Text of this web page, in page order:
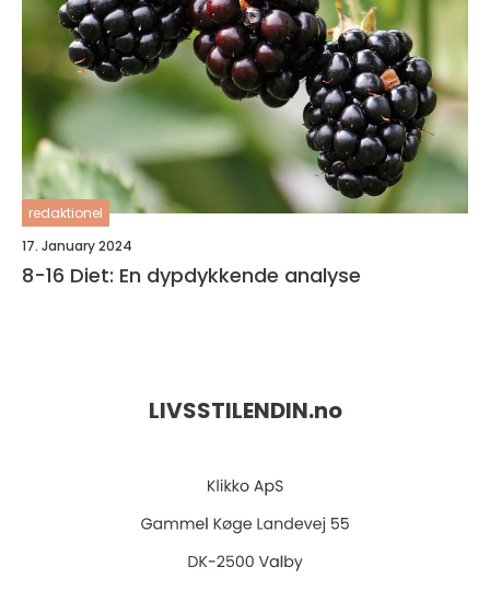
redaktionel
17. January 2024
8-16 Diet: En dypdykkende analyse
LIVSSTILENDIN.no